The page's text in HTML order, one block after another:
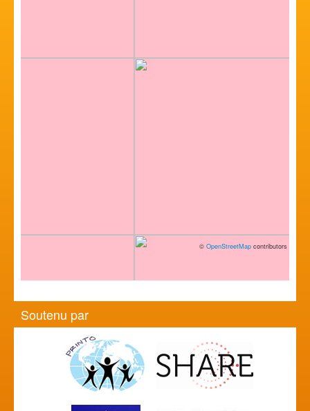
© OpenStreetMap contributors
Soutenu par